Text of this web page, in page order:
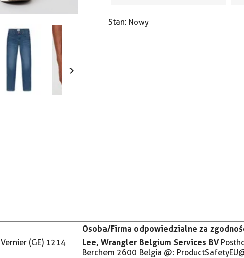

Stan: Nowy
Vernier (GE) 1214
Osoba/Firma odpowiedzialne za
Lee, Wrangler Belgium Services BV
Berchem 2600 Belgia @: